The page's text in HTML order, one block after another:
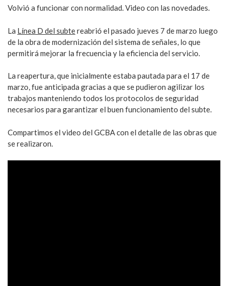
Volvió a funcionar con normalidad. Video con las novedades.
La Línea D del subtereabrió el pasado jueves 7 de marzo luego
de la obra de modernización del sistema de señales, lo que
permitirá mejorar la frecuencia y la eficiencia del servicio.
La reapertura, que inicialmente estaba pautada para el 17 de
marzo, fue anticipada gracias a que se pudieron agilizar los
trabajos manteniendo todos los protocolos de seguridad
necesarios para garantizar el buen funcionamiento del subte.
Compartimos el video del GCBA con el detalle de las obras que
se realizaron.